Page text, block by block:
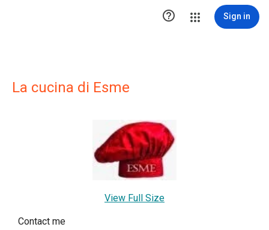
 Sign in
La cucina di Esme
View Full Size
Contact me